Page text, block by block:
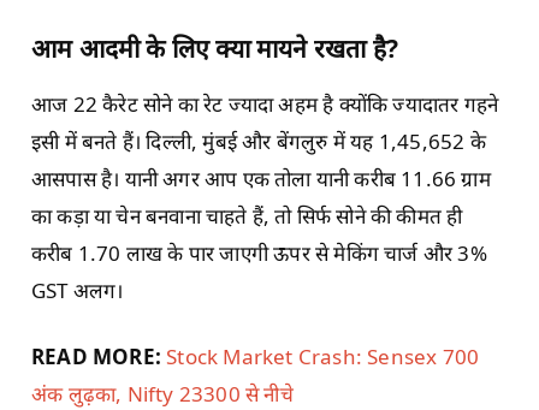
आम आदमी के लिए क्या मायने रखता है?
आज 22 कैरेट सोने का रेट ज्यादा अहम है क्योंकि ज्यादातर गहने
इसी में बनते हैं। दिल्ली, मुंबई और बेंगलुरु में यह 1,45,652 के
आसपास है। यानी अगर आप एक तोला यानी करीब 11.66 ग्राम
का कड़ा या चेन बनवाना चाहते हैं, तो सिर्फ सोने की कीमत ही
करीब 1.70 लाख के पार जाएगी ऊपर से मेकिंग चार्ज और 3%
GST अलग।
READ MORE: Stock Market Crash: Sensex 700
अंक लुढ़का, Nifty 23300 से नीचे